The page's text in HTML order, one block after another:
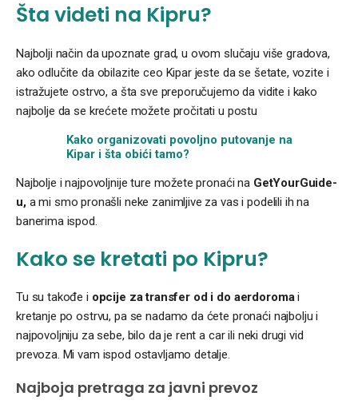
Šta videti na Kipru?
Najbolji način da upoznate grad, u ovom slučaju više gradova,
ako odlučite da obilazite ceo Kipar jeste da se šetate, vozite i
istražujete ostrvo, a šta sve preporučujemo da vidite i kako
najbolje da se krećete možete pročitati u postu
Kako organizovati povoljno putovanje na
Kipar i šta obići tamo?
Najbolje i najpovoljnije ture možete pronaći na GetYourGuide-
u,a mi smo pronašli neke zanimljive za vas i podelili ih na
banerima ispod.
Kako se kretati po Kipru?
Tu su takođe i opcije za transfer od i do aerdoromai
kretanje po ostrvu, pa se nadamo da ćete pronaći najbolju i
najpovoljniju za sebe, bilo da je rent a car ili neki drugi vid
prevoza. Mi vam ispod ostavljamo detalje.
Najboja pretraga za javni prevoz